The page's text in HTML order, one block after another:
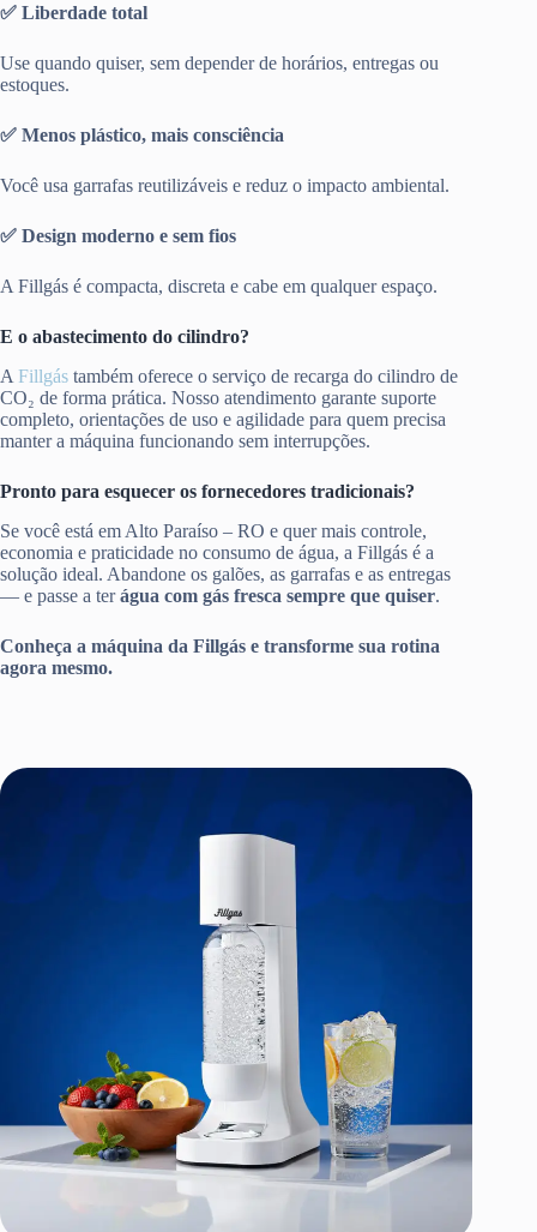
✅ Liberdade total
Use quando quiser, sem depender de horários, entregas ou
estoques.
✅ Menos plástico, mais consciência
Você usa garrafas reutilizáveis e reduz o impacto ambiental.
✅ Design moderno e sem fios
A Fillgás é compacta, discreta e cabe em qualquer espaço.
E o abastecimento do cilindro?
A Fillgás também oferece o serviço de recarga do cilindro de
CO₂ de forma prática. Nosso atendimento garante suporte
completo, orientações de uso e agilidade para quem precisa
manter a máquina funcionando sem interrupções.
Pronto para esquecer os fornecedores tradicionais?
Se você está em Alto Paraíso – RO e quer mais controle,
economia e praticidade no consumo de água, a Fillgás é a
solução ideal. Abandone os galões, as garrafas e as entregas
— e passe a terágua com gás fresca sempre que quiser.
Conheça a máquina da Fillgás e transforme sua rotina
agora mesmo.